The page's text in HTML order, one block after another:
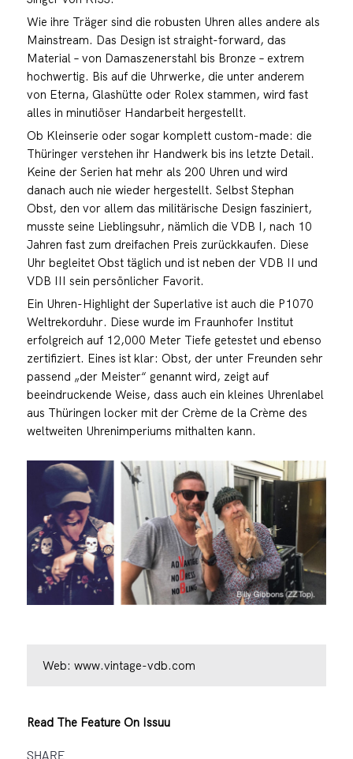
Wie ihre Träger sind die robusten Uhren alles andere als
Mainstream. Das Design ist straight-forward, das
Material – von Damaszenerstahl bis Bronze – extrem
hochwertig. Bis auf die Uhrwerke, die unter anderem
von Eterna, Glashütte oder Rolex stammen, wird fast
alles in minutiöser Handarbeit hergestellt.
Ob Kleinserie oder sogar komplett custom-made: die
Thüringer verstehen ihr Handwerk bis ins letzte Detail.
Keine der Serien hat mehr als 200 Uhren und wird
danach auch nie wieder hergestellt. Selbst Stephan
Obst, den vor allem das militärische Design fasziniert,
musste seine Lieblingsuhr, nämlich die VDB I, nach 10
Jahren fast zum dreifachen Preis zurückkaufen. Diese
Uhr begleitet Obst täglich und ist neben der VDB II und
VDB III sein persönlicher Favorit.
Ein Uhren-Highlight der Superlative ist auch die P1070
Weltrekorduhr. Diese wurde im Fraunhofer Institut
erfolgreich auf 12,000 Meter Tiefe getestet und ebenso
zertifiziert. Eines ist klar: Obst, der unter Freunden sehr
passend „der Meister“ genannt wird, zeigt auf
beeindruckende Weise, dass auch ein kleines Uhrenlabel
aus Thüringen locker mit der Crème de la Crème des
weltweiten Uhrenimperiums mithalten kann.
Web: www.vintage-vdb.com
Read The Feature On Issuu
SHARE